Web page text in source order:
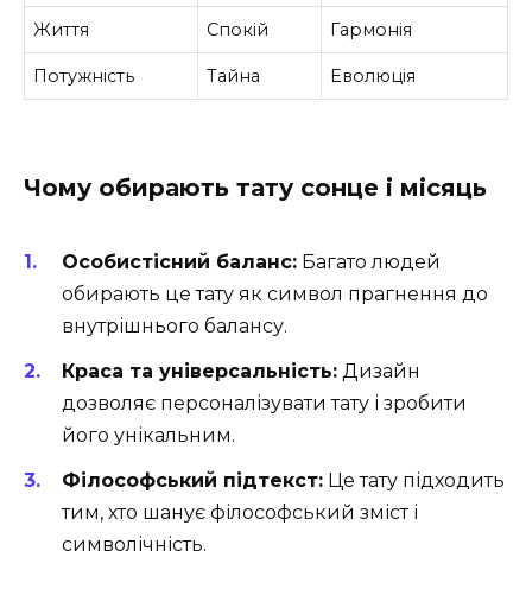
Життя Спокій Гармонія
Потужність Тайна Еволюція
Чому обирають тату сонце і місяць
Особистісний баланс: Багато людей
обирають це тату як символ прагнення до
внутрішнього балансу.
Краса та універсальність: Дизайн
дозволяє персоналізувати тату і зробити
його унікальним.
Філософський підтекст: Це тату підходить
тим, хто шанує філософський зміст і
символічність.